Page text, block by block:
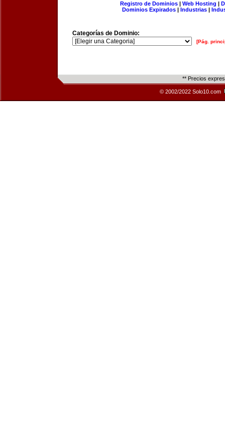
Registro de Dominios| Web Hosting |
Dominios Expirados | Industrias |
Categorías de Dominio:
[Pág.
** Precios
© 2002/2022 Solo10.com